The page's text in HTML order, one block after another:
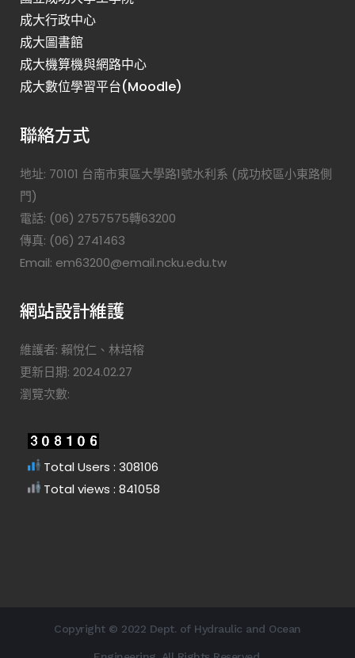
成大行政中心
成大圖書館
成大機算機與網路中心
成大數位學習平台(Moodle)
聯絡方式
地址: 70101 台南市東區大學路1號水利系 (成功校區小東路側
門)
電話: (06) 2757575轉63200
傳真: (06) 2741463
Email: em63200@email.ncku.edu.tw
網站設計維護
維護者: 賴悅仁、林培榕
更新日期: 2024.02.27
瀏覽次數:
Total Users : 308106
Total views : 841058
Copyright © 2022 Dept. of Hydraulic and Ocean